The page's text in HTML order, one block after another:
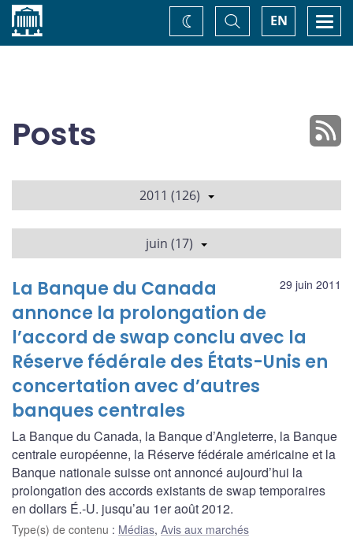
Accueil EN
Basculer
la
recherche
Changez
de
Posts
2011 (126)
juin (17)
29 juin 2011
La Banque du Canada
annonce la prolongation de
l’accord de swap conclu avec la
Réserve fédérale des États-Unis en
concertation avec d’autres
banques centrales
La Banque du Canada, la Banque d’Angleterre, la Banque
centrale européenne, la Réserve fédérale américaine et la
Banque nationale suisse ont annoncé aujourd’hui la
prolongation des accords existants de swap temporaires
en dollars É.-U. jusqu’au 1er août 2012.
Type(s) de contenu : Médias, Avis aux marchés